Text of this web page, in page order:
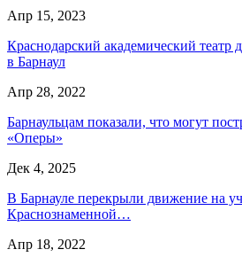
Апр 15, 2023
Краснодарский академический театр
в Барнаул
Апр 28, 2022
Барнаульцам показали, что могут
«Оперы»
Дек 4, 2025
В Барнауле перекрыли движение на
Краснознаменной…
Апр 18, 2022